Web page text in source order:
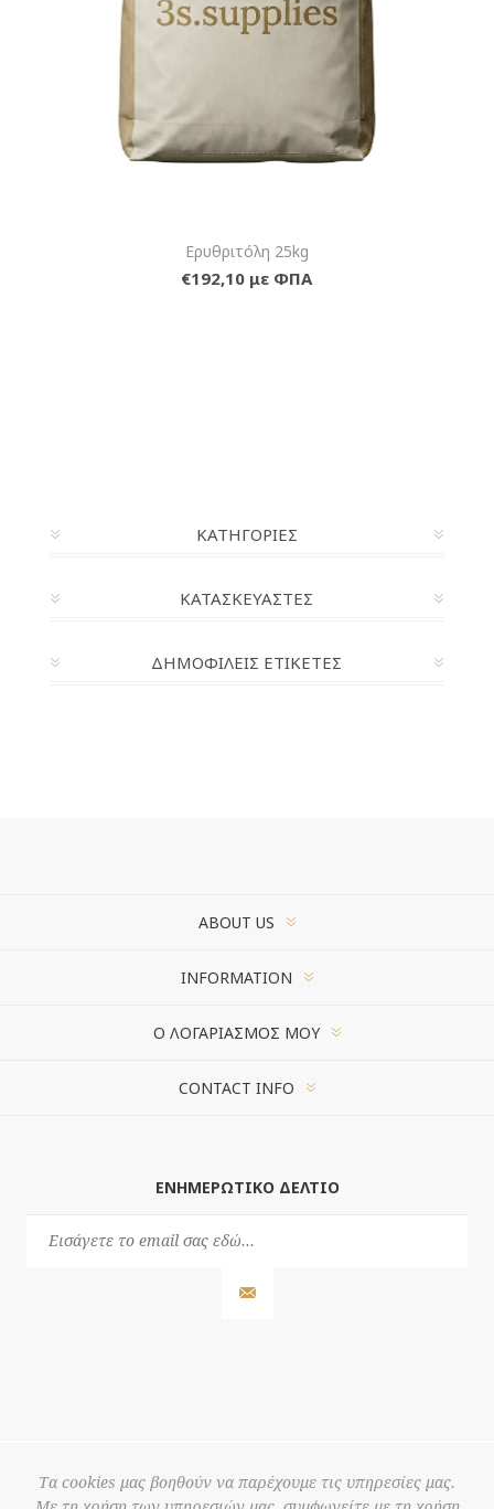
Ερυθριτόλη 25kg
€192,10 με ΦΠΑ
ΚΑΤΗΓΟΡΊΕΣ
ΚΑΤΑΣΚΕΥΑΣΤΈΣ
ΔΗΜΟΦΙΛΕΙΣ ΕΤΙΚΕΤΕΣ
ABOUT US
INFORMATION
Ο ΛΟΓΑΡΙΑΣΜΌΣ ΜΟΥ
CONTACT INFO
ΕΝΗΜΕΡΩΤΙΚΌ ΔΕΛΤΊΟ
Τα cookies μας βοηθούν να παρέχουμε τις υπηρεσίες μας.